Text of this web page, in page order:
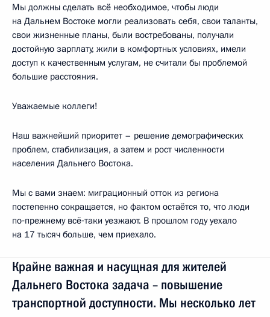
Мы должны сделать всё необходимое, чтобы люди
на Дальнем Востоке могли реализовать себя, свои таланты,
свои жизненные планы, были востребованы, получали
достойную зарплату, жили в комфортных условиях, имели
доступ к качественным услугам, не считали бы проблемой
большие расстояния.
Уважаемые коллеги!
Наш важнейший приоритет – решение демографических
проблем, стабилизация, а затем и рост численности
населения Дальнего Востока.
Мы с вами знаем: миграционный отток из региона
постепенно сокращается, но фактом остаётся то, что люди
по‑прежнему всё‑таки уезжают. В прошлом году уехало
на 17 тысяч больше, чем приехало.
Крайне важная и насущная для жителей
Дальнего Востока задача – повышение
транспортной доступности. Мы несколько лет